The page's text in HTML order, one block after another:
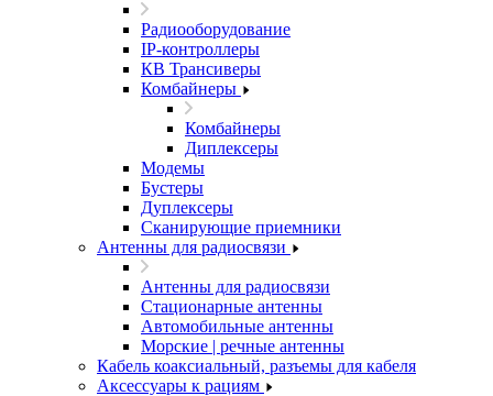
Радиооборудование
IP-контроллеры
КВ Трансиверы
Комбайнеры
Комбайнеры
Диплексеры
Модемы
Бустеры
Дуплексеры
Сканирующие приемники
Антенны для радиосвязи
Антенны для радиосвязи
Стационарные антенны
Автомобильные антенны
Морские | речные антенны
Кабель коаксиальный, разъемы для кабеля
Аксессуары к рациям